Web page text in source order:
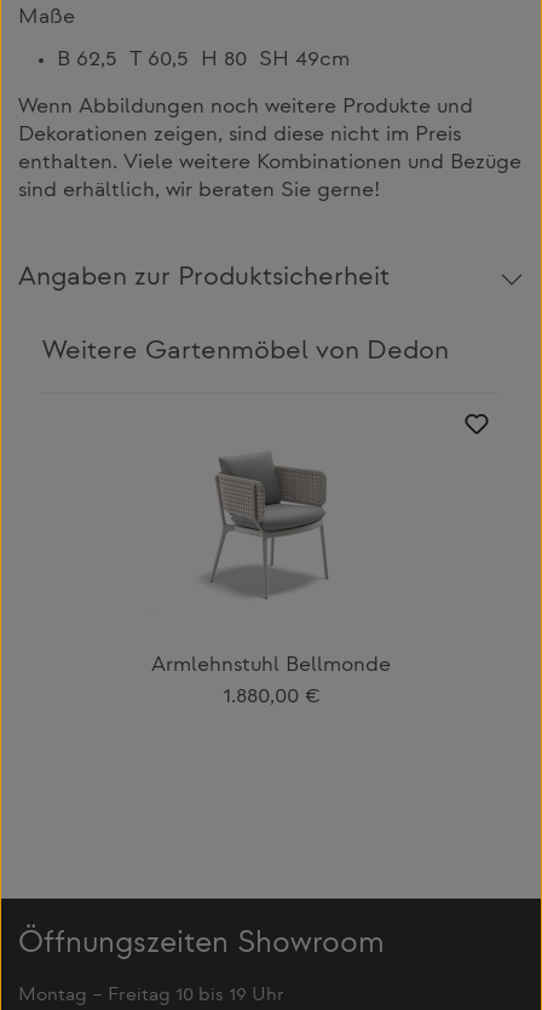
Maße
B 62,5 T 60,5 H 80 SH 49cm
Wenn Abbildungen noch weitere Produkte und
Dekorationen zeigen, sind diese nicht im Preis
enthalten. Viele weitere Kombinationen und Bezüge
sind erhältlich, wir beraten Sie gerne!
Angaben zur Produktsicherheit
Weitere Gartenmöbel von Dedon
Armlehnstuhl Bellmonde
Regulärer Preis:
1.880,00 €
Öffnungszeiten Showroom
Montag – Freitag 10 bis 19 Uhr